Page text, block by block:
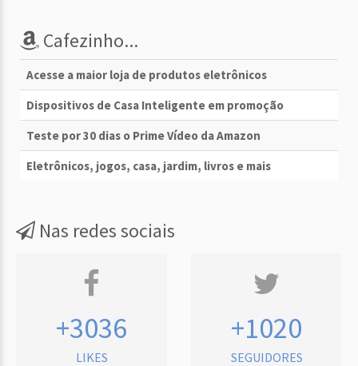
Cafezinho...
Acesse a maior loja de produtos eletrônicos
Dispositivos de Casa Inteligente em promoção
Teste por 30 dias o Prime Vídeo da Amazon
Eletrônicos, jogos, casa, jardim, livros e mais
Nas redes sociais
+3036
LIKES
+1020
SEGUIDORES